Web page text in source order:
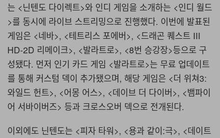
는 <닌텐도 다이렉트>와 인디 게임을 소개하는 <인디 월드
>를 동시에 라이브 스트리밍으로 진행했다. 이번에 발표된
게임은 <네바>, <테트리스 포에버>, <드래곤 퀘스트 III
HD-2D 리메이크>, <발라트로>, <8번 승강장>등으로 구
성됐다. 먼저 인기 카드 게임 <발라트로>는 무료 업데이트
를 통해 커스텀 덱이 추가됐으며, 해당 게임은 <더 위쳐3:
와일드 헌트>, <어몽 어스>, <데이브 더 다이버>, <뱀파이
어 서바이버즈> 등과 크로스오버 덱으로 전개된다.
이외에도 닌텐도는 <피자 타워>, <용과 같이:극>, <데이트